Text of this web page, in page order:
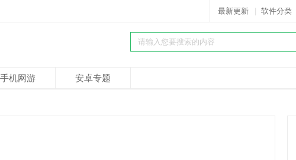
最新更新 软件分类
手机网游 安卓专题